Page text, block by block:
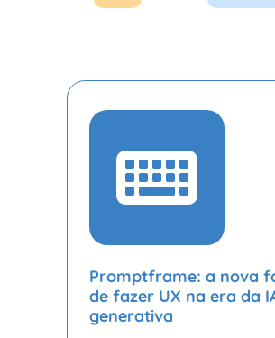
Promptframe: a nova
de fazer UX na era da
generativa